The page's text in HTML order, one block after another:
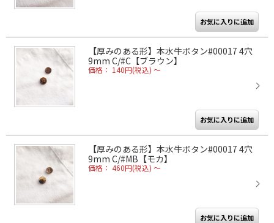
【厚みのある形】本水牛ボタン#00017 4穴
9mm C/#C【ブラウン】
価格： 140円(税込) ～
【厚みのある形】本水牛ボタン#00017 4穴
9mm C/#MB【モカ】
価格： 460円(税込) ～